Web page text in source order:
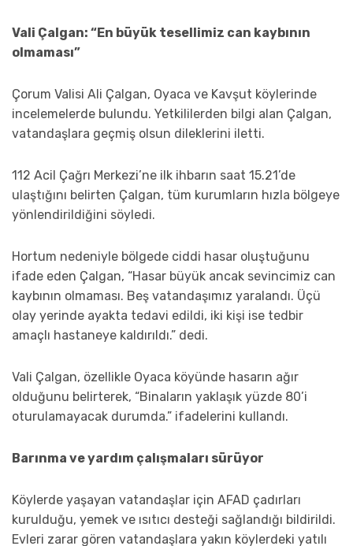
Vali Çalgan: “En büyük tesellimiz can kaybının
olmaması”
Çorum Valisi Ali Çalgan, Oyaca ve Kavşut köylerinde
incelemelerde bulundu. Yetkililerden bilgi alan Çalgan,
vatandaşlara geçmiş olsun dileklerini iletti.
112 Acil Çağrı Merkezi’ne ilk ihbarın saat 15.21’de
ulaştığını belirten Çalgan, tüm kurumların hızla bölgeye
yönlendirildiğini söyledi.
Hortum nedeniyle bölgede ciddi hasar oluştuğunu
ifade eden Çalgan, “Hasar büyük ancak sevincimiz can
kaybının olmaması. Beş vatandaşımız yaralandı. Üçü
olay yerinde ayakta tedavi edildi, iki kişi ise tedbir
amaçlı hastaneye kaldırıldı.” dedi.
Vali Çalgan, özellikle Oyaca köyünde hasarın ağır
olduğunu belirterek, “Binaların yaklaşık yüzde 80’i
oturulamayacak durumda.” ifadelerini kullandı.
Barınma ve yardım çalışmaları sürüyor
Köylerde yaşayan vatandaşlar için AFAD çadırları
kurulduğu, yemek ve ısıtıcı desteği sağlandığı bildirildi.
Evleri zarar gören vatandaşlara yakın köylerdeki yatılı